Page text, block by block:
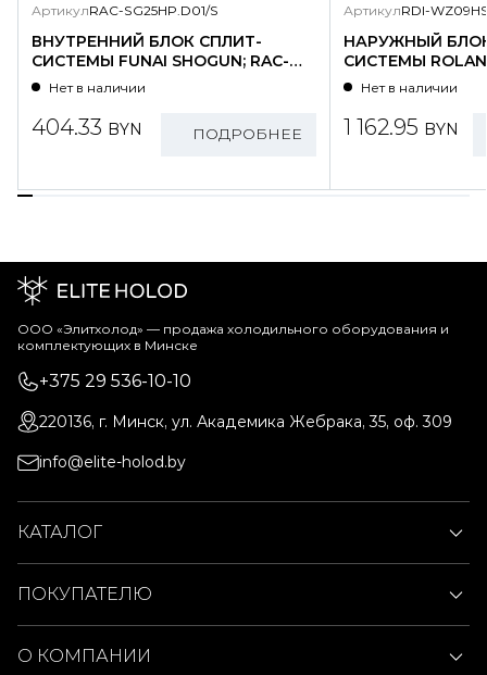
АртикулRAC-SG25HP.D01/S
ВНУТРЕННИЙ БЛОК СПЛИТ-
СИСТЕМЫ FUNAI SHOGUN; RAC-
SG25HP.D01/S
Нет в наличии
404.33 BYN ПОДРОБНЕЕ
АртикулRDI-
НАРУЖНЫЙ
СИСТЕМЫ
WZ09HSS/N1-
Нет в наличии
1 162.95 BYN
ООО «Элитхолод» ― продажа холодильного оборудования и
комплектующих в Минске
+375 29 536-10-10
220136, г. Минск, ул. Академика Жебрака, 35, оф. 309
info@elite-holod.by
КАТАЛОГ
ПОКУПАТЕЛЮ
О КОМПАНИИ